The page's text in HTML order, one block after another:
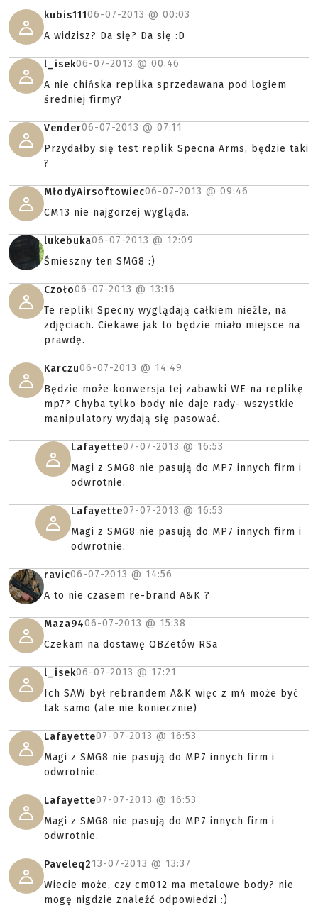
kubis11106-07-2013 @ 00:03
A widzisz? Da się? Da się :D
l_isek06-07-2013 @ 00:46
A nie chińska replika sprzedawana pod logiem
średniej firmy?
Vender06-07-2013 @ 07:11
Przydałby się test replik Specna Arms, będzie taki
?
MłodyAirsoftowiec06-07-2013 @ 09:46
CM13 nie najgorzej wygląda.
lukebuka06-07-2013 @ 12:09
Śmieszny ten SMG8 :)
Czoło06-07-2013 @ 13:16
Te repliki Specny wyglądają całkiem nieźle, na
zdjęciach. Ciekawe jak to będzie miało miejsce na
prawdę.
Karczu06-07-2013 @ 14:49
Będzie może konwersja tej zabawki WE na replikę
mp7? Chyba tylko body nie daje rady- wszystkie
manipulatory wydają się pasować.
Lafayette07-07-2013 @ 16:53
Magi z SMG8 nie pasują do MP7 innych firm i
odwrotnie.
Lafayette07-07-2013 @ 16:53
Magi z SMG8 nie pasują do MP7 innych firm i
odwrotnie.
ravic06-07-2013 @ 14:56
A to nie czasem re-brand A&K ?
Maza9406-07-2013 @ 15:38
Czekam na dostawę QBZetów RSa
l_isek06-07-2013 @ 17:21
Ich SAW był rebrandem A&K więc z m4 może być
tak samo (ale nie koniecznie)
Lafayette07-07-2013 @ 16:53
Magi z SMG8 nie pasują do MP7 innych firm i
odwrotnie.
Lafayette07-07-2013 @ 16:53
Magi z SMG8 nie pasują do MP7 innych firm i
odwrotnie.
Paveleq213-07-2013 @ 13:37
Wiecie może, czy cm012 ma metalowe body? nie
mogę nigdzie znaleźć odpowiedzi :)